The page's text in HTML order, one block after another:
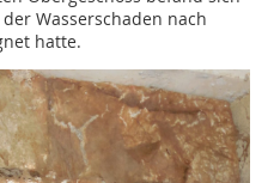
Wasserschaden nach
hatte.